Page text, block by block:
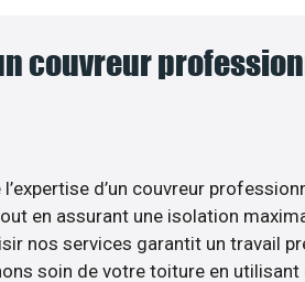
couvreur
d’un couvreur
en assurant une isolation
nos services garantit un travail
soin de votre toiture en